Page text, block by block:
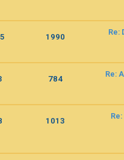
1990 Re:
784 Re:
1013